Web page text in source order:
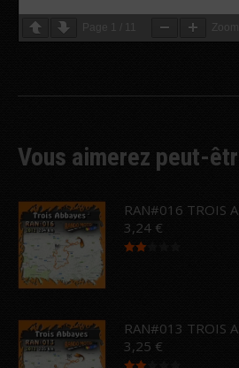
Page Zoom
Vous aimerez peut-
RAN#016 TROIS
3,24 €
RAN#013 TROIS
3,25 €